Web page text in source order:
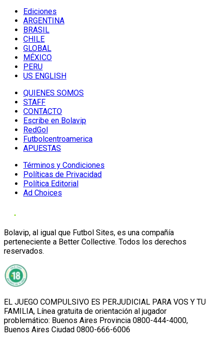
Ediciones
ARGENTINA
BRASIL
CHILE
GLOBAL
MÉXICO
PERU
US ENGLISH
QUIENES SOMOS
STAFF
CONTACTO
Escribe en Bolavip
RedGol
Futbolcentroamerica
APUESTAS
Términos y Condiciones
Políticas de Privacidad
Política Editorial
Ad Choices
Bolavip, al igual que Futbol Sites, es una compañía
perteneciente a Better Collective. Todos los derechos
reservados.
EL JUEGO COMPULSIVO ES PERJUDICIAL PARA VOS Y TU
FAMILIA, Línea gratuita de orientación al jugador
problemático: Buenos Aires Provincia 0800-444-4000,
Buenos Aires Ciudad 0800-666-6006